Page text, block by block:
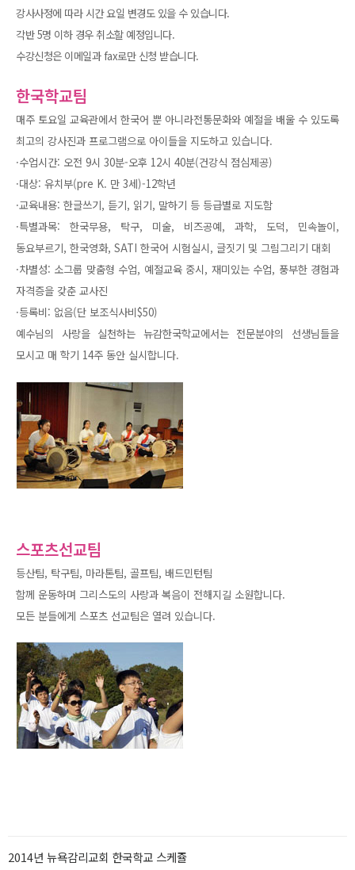
강사사정에 따라 시간 요일 변경도 있을 수 있습니다.
각반 5명 이하 경우 취소할 예정입니다.
수강신청은 이메일과 fax로만 신청 받습니다.
한국학교팀
매주 토요일 교육관에서 한국어 뿐 아니라전통문화와 예절을 배울 수 있도록
최고의 강사진과 프로그램으로 아이들을 지도하고 있습니다.
·수업시간: 오전 9시 30분-오후 12시 40분(건강식 점심제공)
·대상: 유치부(pre K. 만 3세)-12학년
·교육내용: 한글쓰기, 듣기, 읽기, 말하기 등 등급별로 지도함
·특별과목: 한국무용, 탁구, 미술, 비즈공예, 과학, 도덕, 민속놀이,
동요부르기, 한국영화, SATI 한국어 시험실시, 글짓기 및 그림그리기 대회
·차별성: 소그룹 맞춤형 수업, 예절교육 중시, 재미있는 수업, 풍부한 경험과
자격증을 갖춘 교사진
·등록비: 없음(단 보조식사비$50)
예수님의 사랑을 실천하는 뉴감한국학교에서는 전문분야의 선생님들을
모시고 매 학기 14주 동안 실시합니다.
스포츠선교팀
등산팀, 탁구팀, 마라톤팀, 골프팀, 배드민턴팀
함께 운동하며 그리스도의 사랑과 복음이 전해지길 소원합니다.
모든 분들에게 스포츠 선교팀은 열려 있습니다.
2014년 뉴욕감리교회 한국학교 스케쥴